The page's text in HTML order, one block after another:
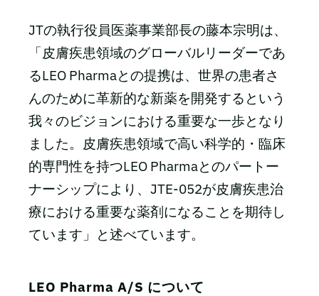
JTの執行役員医薬事業部長の藤本宗明は、
「皮膚疾患領域のグローバルリーダーであ
るLEO Pharmaとの提携は、世界の患者さ
んのために革新的な新薬を開発するという
我々のビジョンにおける重要な一歩となり
ました。皮膚疾患領域で高い科学的・臨床
的専門性を持つLEO Pharmaとのパートー
ナーシップにより、JTE-052が皮膚疾患治
療における重要な薬剤になることを期待し
ています」と述べています。
LEO Pharma A/S について